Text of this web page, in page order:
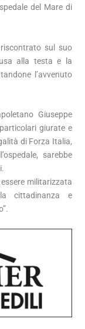
del Mare di
sul suo
alla testa e la
l’avvenuto
Giuseppe
giurate e
di Forza Italia,
sarebbe
militarizzata
cittadinanza e